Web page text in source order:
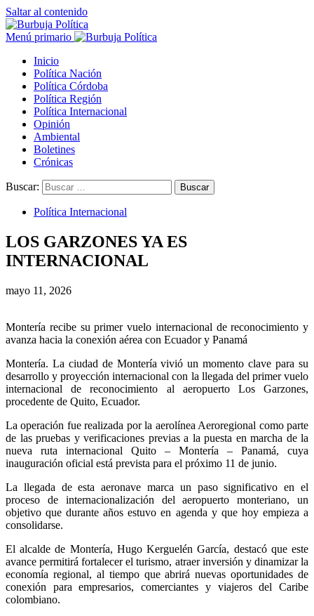
Saltar al contenido
Menú primario
Inicio
Política Nación
Política Córdoba
Política Región
Política Internacional
Opinión
Ambiental
Boletines
Crónicas
Buscar:
Política Internacional
LOS GARZONES YA ES
INTERNACIONAL
mayo 11, 2026
Montería recibe su primer vuelo internacional de reconocimiento y
avanza hacia la conexión aérea con Ecuador y Panamá
Montería. La ciudad de Montería vivió un momento clave para su
desarrollo y proyección internacional con la llegada del primer vuelo
internacional de reconocimiento al aeropuerto Los Garzones,
procedente de Quito, Ecuador.
La operación fue realizada por la aerolínea Aeroregional como parte
de las pruebas y verificaciones previas a la puesta en marcha de la
nueva ruta internacional Quito – Montería – Panamá, cuya
inauguración oficial está prevista para el próximo 11 de junio.
La llegada de esta aeronave marca un paso significativo en el
proceso de internacionalización del aeropuerto monteriano, un
objetivo que durante años estuvo en agenda y que hoy empieza a
consolidarse.
El alcalde de Montería, Hugo Kerguelén García, destacó que este
avance permitirá fortalecer el turismo, atraer inversión y dinamizar la
economía regional, al tiempo que abrirá nuevas oportunidades de
conexión para empresarios, comerciantes y viajeros del Caribe
colombiano.